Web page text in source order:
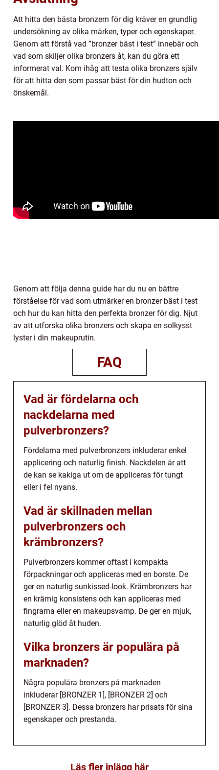
Att hitta den bästa bronzern för dig kräver en grundlig
undersökning av olika märken, typer och egenskaper.
Genom att förstå vad ”bronzer bäst i test” innebär och
vad som skiljer olika bronzers åt, kan du göra ett
informerat val. Kom ihåg att testa olika bronzers själv
för att hitta den som passar bäst för din hudton och
önskemål.
Genom att följa denna guide har du nu en bättre
förståelse för vad som utmärker en bronzer bäst i test
och hur du kan hitta den perfekta bronzer för dig. Njut
av att utforska olika bronzers och skapa en solkysst
lyster i din makeuprutin.
FAQ
Vad är fördelarna och
nackdelarna med
pulverbronzers?
Fördelarna med pulverbronzers inkluderar enkel
applicering och naturlig finish. Nackdelen är att
de kan se kakiga ut om de appliceras för tungt
eller i fel nyans.
Vad är skillnaden mellan
pulverbronzers och
krämbronzers?
Pulverbronzers kommer oftast i kompakta
förpackningar och appliceras med en borste. De
ger en naturlig sunkissed-look. Krämbronzers har
en krämig konsistens och kan appliceras med
fingrarna eller en makeupsvamp. De ger en mjuk,
naturlig glöd åt huden.
Vilka bronzers är populära på
marknaden?
Några populära bronzers på marknaden
inkluderar [BRONZER 1], [BRONZER 2] och
[BRONZER 3]. Dessa bronzers har prisats för sina
egenskaper och prestanda.
Läs fler inlägg här